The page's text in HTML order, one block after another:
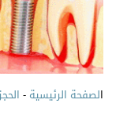
لصفحة الرئيسية-